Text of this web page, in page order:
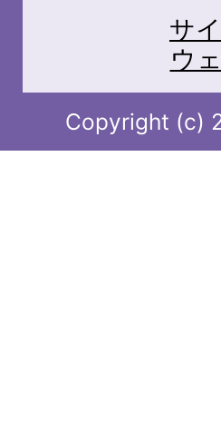
サ
ウ
Copyright (c)